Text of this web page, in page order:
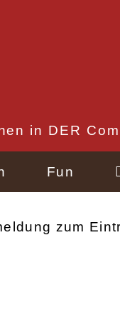
in DER
Fun
zum